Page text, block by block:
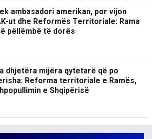
ambasadori amerikan, por vijon
ut dhe Reformës Territoriale: Rama
pëllëmbë të dorës
dhjetëra mijëra qytetarë që po
Reforma territoriale e Ramës,
e Shqipërisë